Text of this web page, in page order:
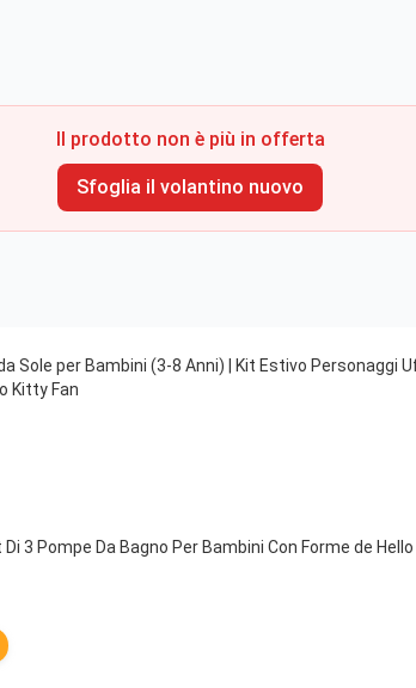
Il prodotto non è più in offerta
Sfoglia il volantino nuovo
Sole per Bambini (3-8 Anni) | Kit Estivo Personaggi
Kitty Fan
Di 3 Pompe Da Bagno Per Bambini Con Forme de